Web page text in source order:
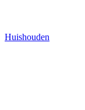
Huishouden